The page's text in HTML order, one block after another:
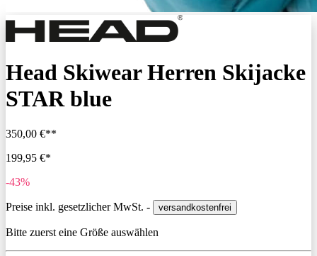
Head Skiwear Herren Skijacke
STAR blue
350,00 €**
199,95 €*
-43%
Preise inkl. gesetzlicher MwSt. - versandkostenfrei
Bitte zuerst eine Größe auswählen